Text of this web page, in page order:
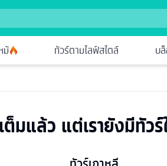
ม้ ทัวร์ตามไลฟ์สไตล์ บ
มแล้ว แต่เรายังมีทัว